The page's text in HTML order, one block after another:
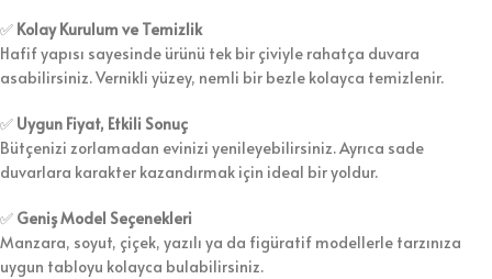
✅ Kolay Kurulum ve Temizlik
Hafif yapısı sayesinde ürünü tek bir çiviyle rahatça duvara
asabilirsiniz. Vernikli yüzey, nemli bir bezle kolayca temizlenir.
✅ Uygun Fiyat, Etkili Sonuç
Bütçenizi zorlamadan evinizi yenileyebilirsiniz. Ayrıca sade
duvarlara karakter kazandırmak için ideal bir yoldur.
✅ Geniş Model Seçenekleri
Manzara, soyut, çiçek, yazılı ya da figüratif modellerle tarzınıza
uygun tabloyu kolayca bulabilirsiniz.